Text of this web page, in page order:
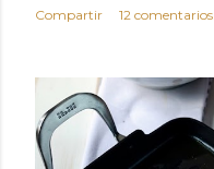
Compartir 12 comentarios